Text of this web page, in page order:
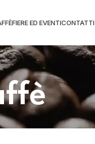
FIERE ED EVENTICONTATTI